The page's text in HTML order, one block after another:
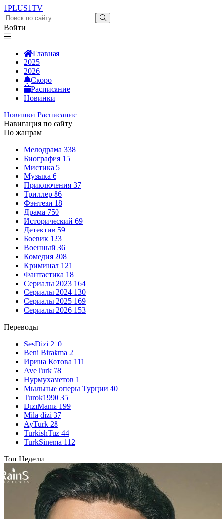
1PLUS1TV
Войти
Главная
2025
2026
Скоро
Расписание
Новинки
Новинки Расписание
Навигация по сайту
По жанрам
Мелодрама 338
Биография 15
Мистика 5
Музыка 6
Приключения 37
Триллер 86
Фэнтези 18
Драма 750
Исторический 69
Детектив 59
Боевик 123
Военный 36
Комедия 208
Криминал 121
Фантастика 18
Сериалы 2023 164
Сериалы 2024 130
Сериалы 2025 169
Сериалы 2026 153
Переводы
SesDizi 210
Beni Birakma 2
Ирина Котова 111
AveTurk 78
Нурмухаметов 1
Мыльные оперы Турции 40
Turok1990 35
DiziMania 199
Mila dizi 37
AyTurk 28
TurkishTuz 44
TurkSinema 112
Топ Недели